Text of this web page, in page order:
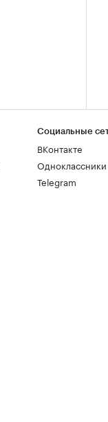
Социальные
ВКонтакте
Одноклассники
Telegram